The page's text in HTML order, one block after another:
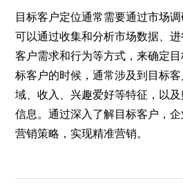
目标客户定位通常需要通过市场
可以通过收集和分析市场数据、
客户需求和行为等方式，来确定
标客户的时候，通常涉及到目标
域、收入、兴趣爱好等特征，以
信息。通过深入了解目标客户，
营销策略，实现精准营销。